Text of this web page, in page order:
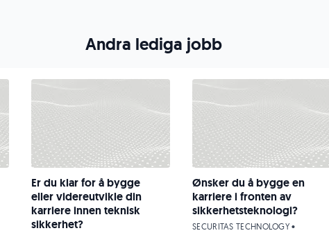
Andra lediga jobb
Er du klar for å bygge
eller videreutvikle din
karriere innen teknisk
sikkerhet?
Ønsker du å bygge en
karriere i fronten av
sikkerhetsteknologi?
SECURITAS TECHNOLOGY •